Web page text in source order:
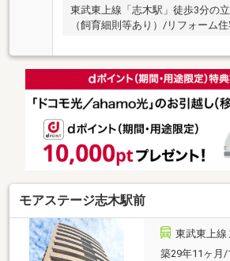
東武東上線「志木駅」徒歩3分の
（飼育細則等あり）/リフォーム
モアステージ志木駅前
東武東上線
築29年11ヶ月/